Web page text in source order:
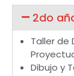
2do
Taller de
Dibujo y